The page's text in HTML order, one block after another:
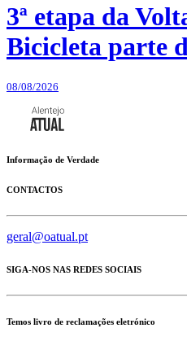
3ª etapa da
Bicicleta parte
08/08/2026
Informação de Verdade
CONTACTOS
geral@oatual.pt
SIGA-NOS NAS REDES SOCIAIS
Temos livro de reclamações eletrónico